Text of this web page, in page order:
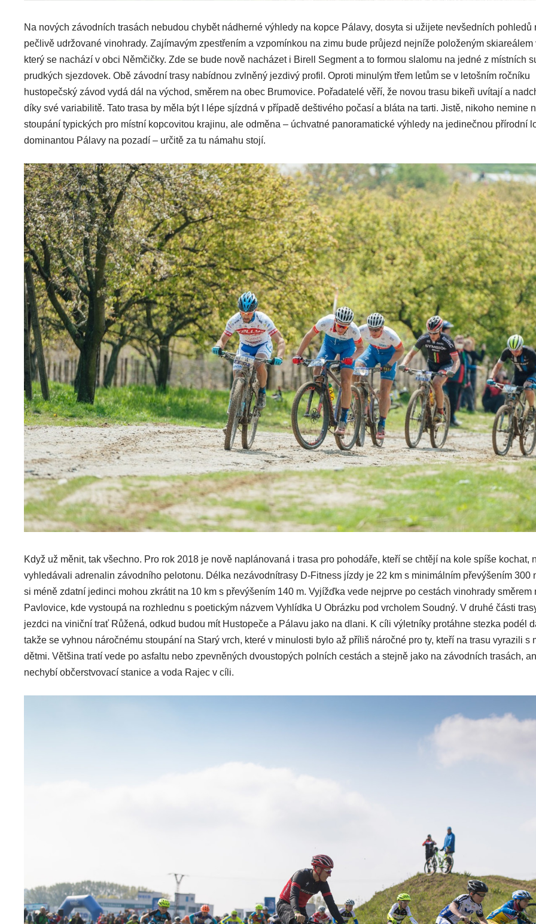
Na nových závodních trasách nebudou chybět nádherné výhledy na kopce Pálavy, dosyta si užijete nevšedních pohledů
pečlivě udržované vinohrady. Zajímavým zpestřením a vzpomínkou na zimu bude průjezd nejníže položeným skiareálem
který se nachází v obci Němčičky. Zde se bude nově nacházet i Birell Segment a to formou slalomu na jedné z místních
prudkých sjezdovek. Obě závodní trasy nabídnou zvlněný jezdivý profil. Oproti minulým třem letům se v letošním ročníku
hustopečský závod vydá dál na východ, směrem na obec Brumovice. Pořadatelé věří, že novou trasu bikeři uvítají a
díky své variabilitě. Tato trasa by měla být I lépe sjízdná v případě deštivého počasí a bláta na tarti. Jistě, nikoho nemine
stoupání typických pro místní kopcovitou krajinu, ale odměna – úchvatné panoramatické výhledy na jedinečnou přírodní
dominantou Pálavy na pozadí – určitě za tu námahu stojí.
Když už měnit, tak všechno. Pro rok 2018 je nově naplánovaná i trasa pro pohodáře, kteří se chtějí na kole spíše kochat,
vyhledávali adrenalin závodního pelotonu. Délka nezávodnítrasy D-Fitness jízdy je 22 km s minimálním převýšením 300
si méně zdatní jedinci mohou zkrátit na 10 km s převýšením 140 m. Vyjížďka vede nejprve po cestách vinohrady směrem
Pavlovice, kde vystoupá na rozhlednu s poetickým názvem Vyhlídka U Obrázku pod vrcholem Soudný. V druhé části
jezdci na viniční trať Růžená, odkud budou mít Hustopeče a Pálavu jako na dlani. K cíli výletníky protáhne stezka podél
takže se vyhnou náročnému stoupání na Starý vrch, které v minulosti bylo až příliš náročné pro ty, kteří na trasu vyrazili s
dětmi. Většina tratí vede po asfaltu nebo zpevněných dvoustopých polních cestách a stejně jako na závodních trasách,
nechybí občerstvovací stanice a voda Rajec v cíli.